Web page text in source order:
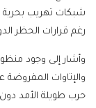
شبكات تهريب بحرية
رغم قرارات الحظر
وأشار إلى وجود
والإتاوات المفروضة
حرب طويلة الأمد دون